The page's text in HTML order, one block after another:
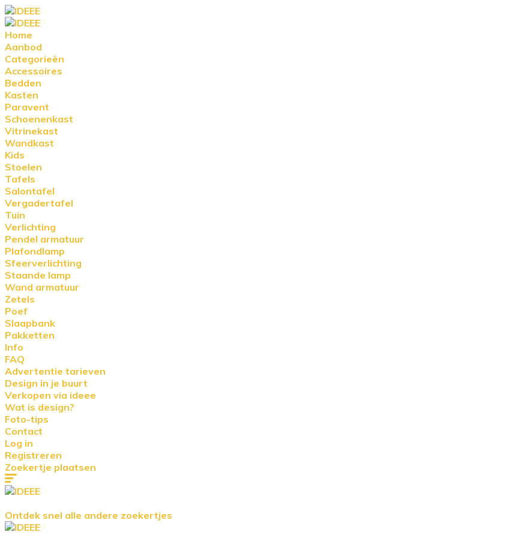
Home
Aanbod
Categorieën
Accessoires
Bedden
Kasten
Paravent
Schoenenkast
Vitrinekast
Wandkast
Kids
Stoelen
Tafels
Salontafel
Vergadertafel
Tuin
Verlichting
Pendel armatuur
Plafondlamp
Sfeerverlichting
Staande lamp
Wand armatuur
Zetels
Poef
Slaapbank
Pakketten
Info
FAQ
Advertentie tarieven
Design in je buurt
Verkopen via ideee
Wat is design?
Foto-tips
Contact
Log in
Registreren
Zoekertje plaatsen
Ontdek snel alle andere zoekertjes